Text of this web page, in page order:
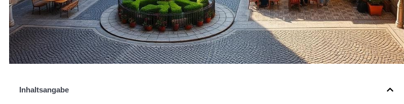
Inhaltsangabe